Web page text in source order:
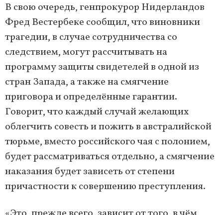
В свою очередь, генпрокурор Нидерландов
Фред Вестербеке сообщил, что виновники
трагедии, в случае сотрудничества со
следствием, могут рассчитывать на
программу защиты свидетелей в одной из
стран Запада, а также на смягчение
приговора и определённые гарантии.
Говорит, что каждый случай желающих
облегчить совесть и пожить в австралийской
тюрьме, вместо российского чая с полонием,
будет рассматриваться отдельно, а смягчение
наказания будет зависеть от степени
причастности к совершению преступления.